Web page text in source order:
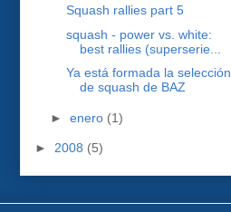
Squash rallies part 5
squash - power vs. white:
best rallies (superserie...
Ya está formada la selección
de squash de BAZ
► enero (1)
► 2008 (5)